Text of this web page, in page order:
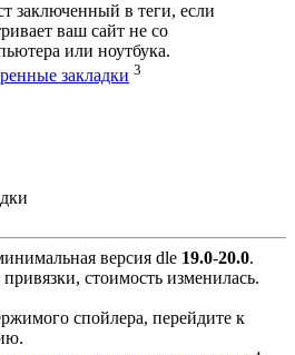
заключенный в теги, если
ваш сайт не со
или ноутбука.
закладки 3
версия dle 19.0-20.0.
стоимость изменилась.
спойлера, перейдите к